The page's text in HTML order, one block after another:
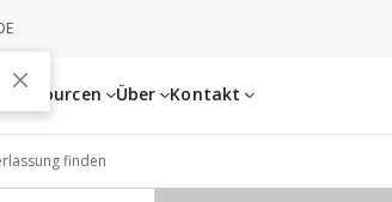
Ressourcen Über Kontakt
finden